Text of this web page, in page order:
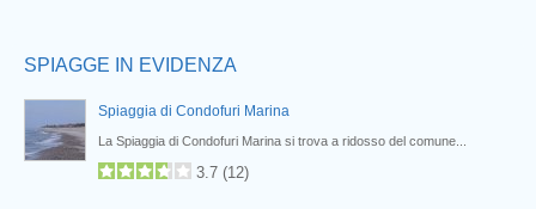
SPIAGGE IN EVIDENZA
Spiaggia di Condofuri Marina
La Spiaggia di Condofuri Marina si trova a ridosso del comune...
3.7 (12)